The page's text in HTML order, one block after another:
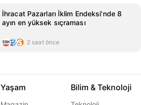
İhracat Pazarları İklim Endeksi'nde 8
ayın en yüksek sıçraması
2 saat önce
Yaşam Bilim & Teknoloji